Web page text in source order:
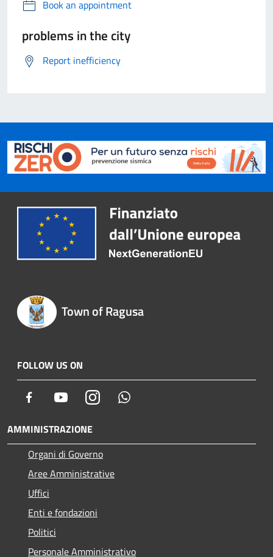
Book an appointment
problems in the city
Report inefficiency
Town of Ragusa
FOLLOW US ON
Facebook YoutubeInstagram
AMMINISTRAZIONE
Organi di Governo
Aree Amministrative
Uffici
Enti e fondazioni
Politici
Personale Amministrativo